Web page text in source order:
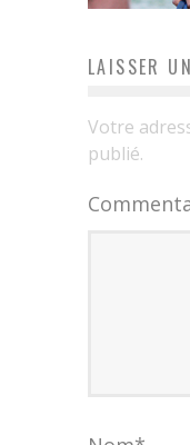
LAISSER
Votre
publié.